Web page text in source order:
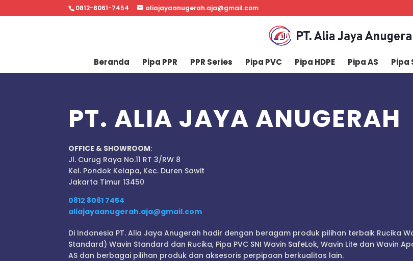
0812-8061-7454 aliajayaanugerah.aja@gmail.com
Beranda Pipa PPR PPR Series Pipa PVC Pipa HDPE Pipa AS Pipa
PT. ALIA JAYA ANUGERAH
OFFICE & SHOWROOM:
Jl. Curug Raya No.11 RT 3/RW 8
Kel. Pondok Kelapa, Kec. Duren Sawit
Jakarta Timur 13450
0812 8061 7454
aliajayaanugerah.aja@gmail.com
Di Indonesia PT. Alia Jaya Anugerah hadir dengan beragam produk pilihan terbaik Rucika
Standard) Wavin Standard dan Rucika, Pipa PVC SNI Wavin SafeLok, Wavin Lite dan Wavin
AS dan berbagai pilihan produk dan aksesoris perpipaan berkualitas lain.